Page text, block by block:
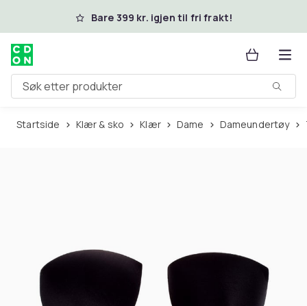
Hopp til hovedinnholdBare 399 kr. igjen til fri frakt!
Søk etter produkter
Startside Klær & sko Klær Dame Dameundertøy